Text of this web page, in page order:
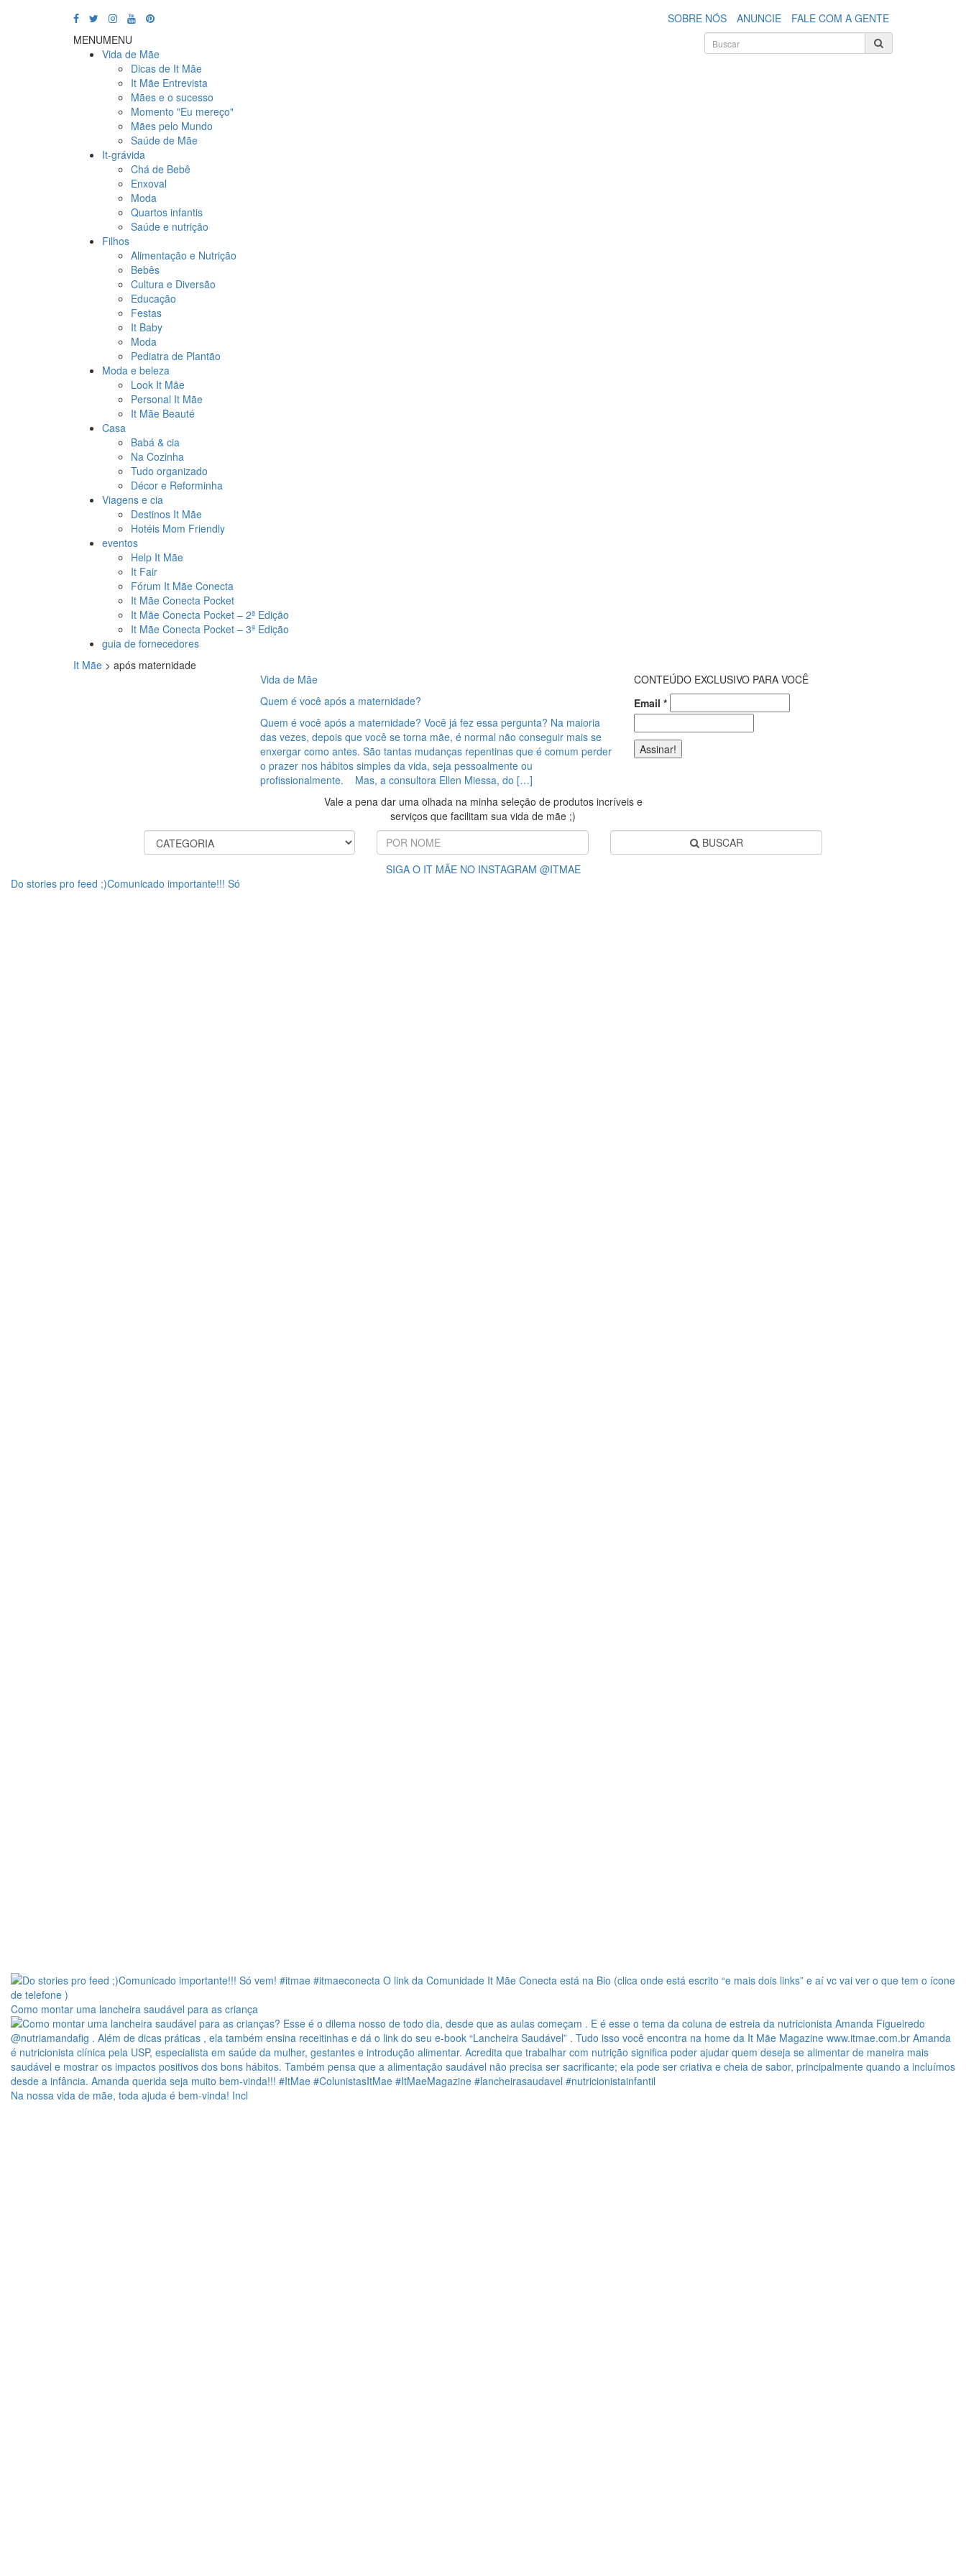
SOBRE NÓS ANUNCIE
FALE COM A GENTE
MENUMENU
Vida de Mãe
Dicas de It Mãe
It Mãe Entrevista
Mães e o sucesso
Momento "Eu mereço"
Mães pelo Mundo
Saúde de Mãe
It-grávida
Chá de Bebê
Enxoval
Moda
Quartos infantis
Saúde e nutrição
Filhos
Alimentação e Nutrição
Bebês
Cultura e Diversão
Educação
Festas
It Baby
Moda
Pediatra de Plantão
Moda e beleza
Look It Mãe
Personal It Mãe
It Mãe Beauté
Casa
Babá & cia
Na Cozinha
Tudo organizado
Décor e Reforminha
Viagens e cia
Destinos It Mãe
Hotéis Mom Friendly
eventos
Help It Mãe
It Fair
Fórum It Mãe Conecta
It Mãe Conecta Pocket
It Mãe Conecta Pocket – 2ª Edição
It Mãe Conecta Pocket – 3ª Edição
guia de fornecedores
It Mãe > após maternidade
Vida de Mãe
Quem é você após a maternidade?
Quem é você após a maternidade? Você já fez essa pergunta? Na maioria
das vezes, depois que você se torna mãe, é normal não conseguir mais se
enxergar como antes. São tantas mudanças repentinas que é comum perder
o prazer nos hábitos simples da vida, seja pessoalmente ou
profissionalmente. Mas, a consultora Ellen Miessa, do […]
CONTEÚDO EXCLUSIVO PARA VOCÊ
Email *
Vale a pena dar uma olhada na minha seleção de produtos incríveis e
serviços que facilitam sua vida de mãe ;)
BUSCAR
SIGA O IT MÃE NO INSTAGRAM @ITMAE
Do stories pro feed ;)Comunicado importante!!! Só
Como montar uma lancheira saudável para as criança
Na nossa vida de mãe, toda ajuda é bem-vinda! Incl